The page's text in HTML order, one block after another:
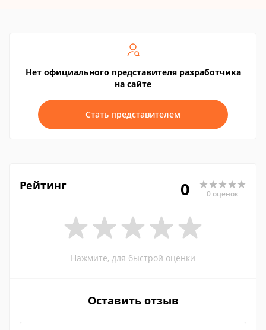
Нет официального представителя разработчика
на сайте
Стать представителем
Рейтинг 0 0 оценок
Нажмите, для быстрой оценки
Оставить отзыв